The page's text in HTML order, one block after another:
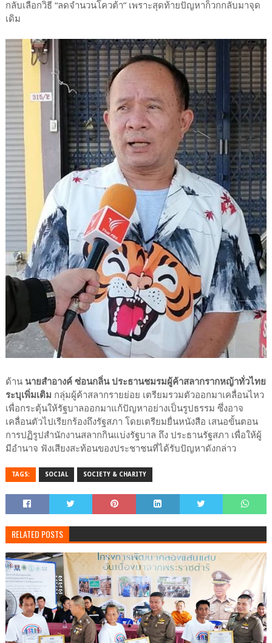
กลับเลือกวิธี “ลดจำนวนโควต้า” เพราะสุดท้ายปัญหาก็วกกลับมาจุด
เดิม
ด้าน นายสำอางค์ ซ่อนกลิ่น ประธานชมรมผู้ค้าสลากรากหญ้าทั่วไทย
ระบุเพิ่มเติม กลุ่มผู้ค้าสลากรายย่อย เตรียมรวมตัวออกมาเคลื่อนไหว
เพื่อกระตุ้นให้รัฐบาลออกมาแก้ปัญหาอย่างเป็นรูปธรรม ซึ่งอาจ
เคลื่อนตัวไปเรียกร้องถึงรัฐสภา โดยเตรียมยื่นหนังสือ เสนอขั้นตอน
การปฏิรูปสำนักงานสลากกินแบ่งรัฐบาล ถึง ประธานรัฐสภา เพื่อให้ผู้
มีอำนาจ ฟังเสียงสะท้อนของประชาชนที่ได้รับปัญหาดังกล่าว
TAGS: SOCIAL SOCIETY & CHARITY
RELATED POSTS